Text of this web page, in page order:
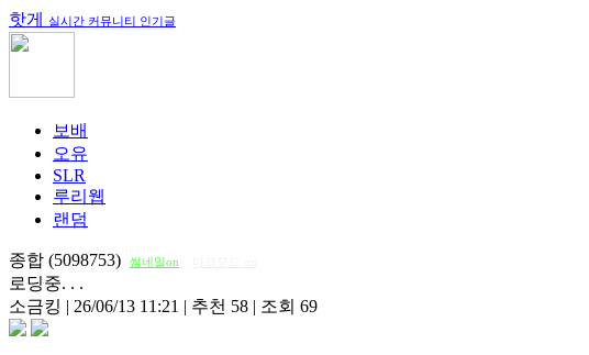
핫게 실시간 커뮤니티 인기글
보배
오유
SLR
루리웹
랜덤
종합 (5098753) 썸네일on
로딩중. . .
소금킹 | 26/06/13 11:21 | 추천 58 | 조회 69